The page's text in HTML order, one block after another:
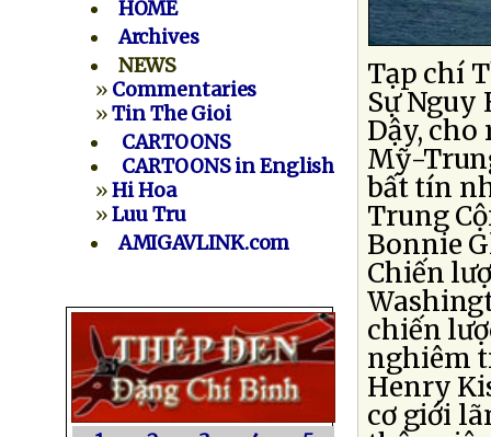
HOME
Archives
NEWS
» Commentaries
»Tin The Gioi
CARTOONS
CARTOONS in English
»Hi Hoa
»Luu Tru
AMIGAVLINK.com
Tạp chí
Sự Nguy
Dậy, cho
Mỹ-
bất tín
Trung
Bonnie
Chiến
chiến
nghiêm
Henry
cơ giới